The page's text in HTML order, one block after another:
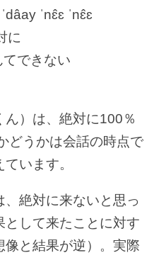
ˈnɛ̂ɛ ˈnɛ̂ɛ
に
できない
ん）は、絶対に100％
どうかは会話の時点で
います。
絶対に来ないと思っ
して来たことに対す
像と結果が逆）。実際